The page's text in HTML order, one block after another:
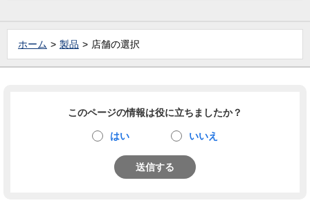
ホーム 製品 店舗の選択
このページの情報は役に立ちましたか？
はい いいえ
送信する